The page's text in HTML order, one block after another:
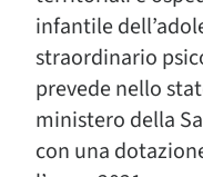
infantile
straordinario
prevede nello
ministero della
con una